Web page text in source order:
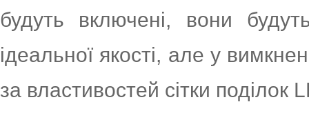
будуть включені, вони
ідеальної якості, але у
за властивостей сітки поділок